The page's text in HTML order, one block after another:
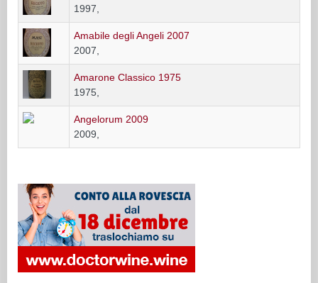
1997,
Amabile degli Angeli 2007
2007,
Amarone Classico 1975
1975,
Angelorum 2009
2009,